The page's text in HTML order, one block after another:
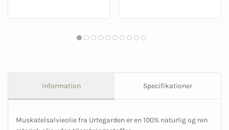
Information Specifikationer
Muskatelsalvieolie fra Urtegarden er en 100% naturlig og ren